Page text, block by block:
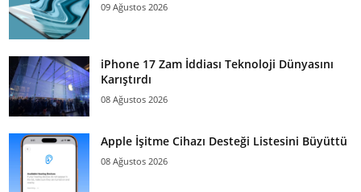
09 Ağustos 2026
iPhone 17 Zam İddiası Teknoloji Dünyasını
Karıştırdı
08 Ağustos 2026
Apple İşitme Cihazı Desteği Listesini Büyüttü
08 Ağustos 2026